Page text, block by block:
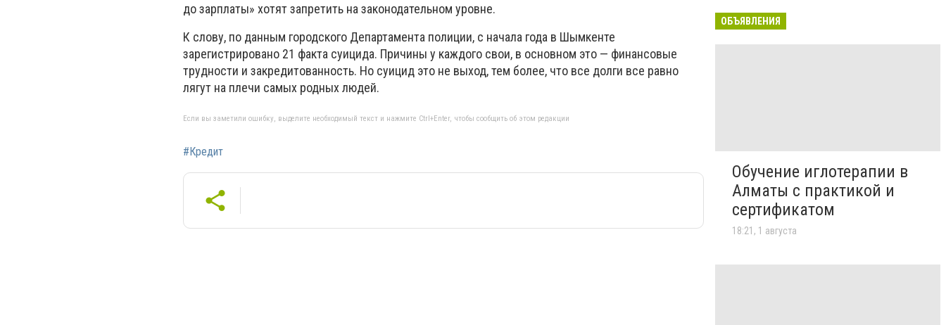
до зарплаты» хотят запретить на законодательном уровне.
К слову, по данным городского Департамента полиции, с начала года в Шымкенте
зарегистрировано 21 факта суицида. Причины у каждого свои, в основном это — финансовые
трудности и закредитованность. Но суицид это не выход, тем более, что все долги все равно
лягут на плечи самых родных людей.
Если вы заметили ошибку, выделите необходимый текст и нажмите Ctrl+Enter, чтобы сообщить об этом редакции
#Кредит
ОБЪЯВЛЕНИЯ
Обучение иглотерапии в
Алматы с практикой и
сертификатом
18:21, 1 августа